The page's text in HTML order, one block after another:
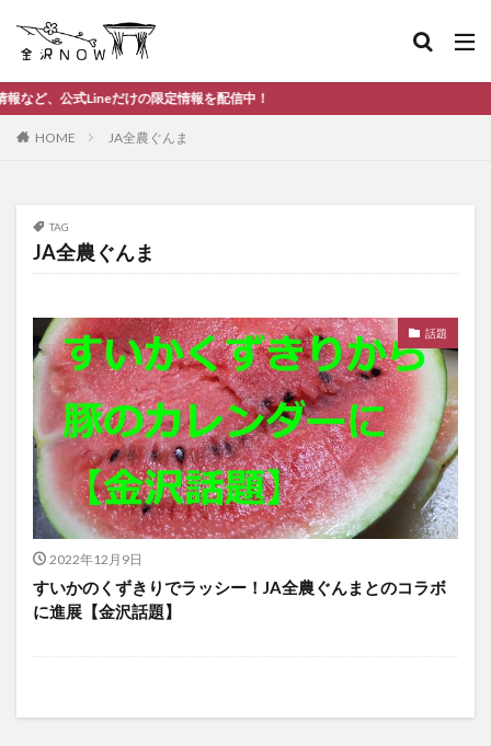
Lineだけの限定情報を配信中！
HOME JA全農ぐんま
TAG
JA全農ぐんま
話題
2022年12月9日
すいかのくずきりでラッシー！JA全農ぐんまとのコラボ
に進展【金沢話題】